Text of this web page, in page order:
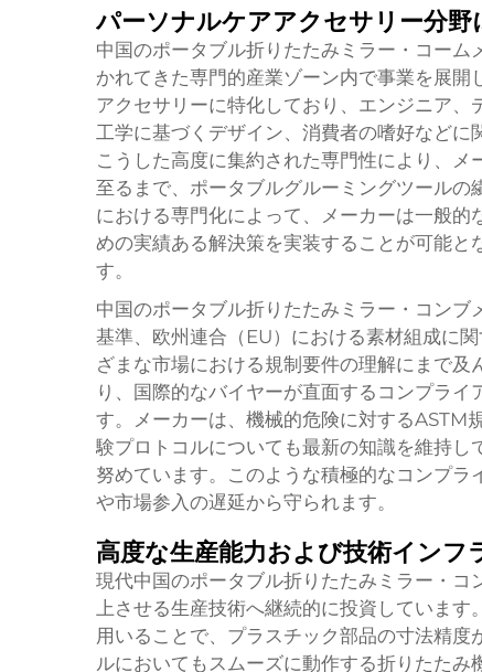
パーソナルケアアクセサリー分
中国のポータブル折りたたみミラー・コー
かれてきた専門的産業ゾーン内で事業を展
アクセサリーに特化しており、エンジニア
工学に基づくデザイン、消費者の嗜好などに
こうした高度に集約された専門性により、メ
至るまで、ポータブルグルーミングツール
における専門化によって、メーカーは一般
めの実績ある解決策を実装することが可能
す。
中国のポータブル折りたたみミラー・コン
基準、欧州連合（EU）における素材組成に
ざまな市場における規制要件の理解にまで
り、国際的なバイヤーが直面するコンプラ
す。メーカーは、機械的危険に対するASTM
験プロトコルについても最新の知識を維持し
努めています。このような積極的なコンプ
や市場参入の遅延から守られます。
高度な生産能力および技術インフ
現代中国のポータブル折りたたみミラー・
上させる生産技術へ継続的に投資していま
用いることで、プラスチック部品の寸法精
ルにおいてもスムーズに動作する折りたた